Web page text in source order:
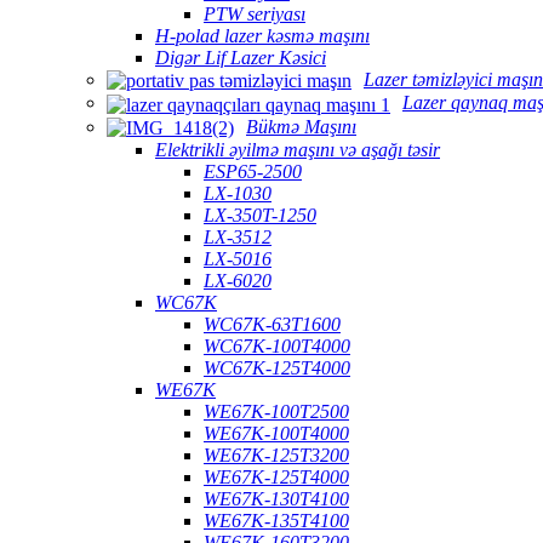
PTW seriyası
H-polad lazer kəsmə maşını
Digər Lif Lazer Kəsici
Lazer təmizləyici maşın
Lazer qaynaq
Bükmə Maşını
Elektrikli əyilmə maşını və aşağı təsir
ESP65-2500
LX-1030
LX-350T-1250
LX-3512
LX-5016
LX-6020
WC67K
WC67K-63T1600
WC67K-100T4000
WC67K-125T4000
WE67K
WE67K-100T2500
WE67K-100T4000
WE67K-125T3200
WE67K-125T4000
WE67K-130T4100
WE67K-135T4100